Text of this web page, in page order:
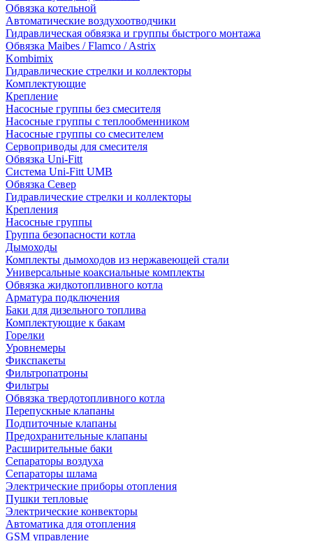
Обвязка котельной
Автоматические воздухоотводчики
Гидравлическая обвязка и группы быстрого монтажа
Обвязка Maibes / Flamco / Astrix
Kombimix
Гидравлические стрелки и коллекторы
Комплектующие
Крепление
Насосные группы без смесителя
Насосные группы с теплообменником
Насосные группы со смесителем
Сервоприводы для смесителя
Обвязка Uni-Fitt
Система Uni-Fitt UMB
Обвязка Север
Гидравлические стрелки и коллекторы
Крепления
Насосные группы
Группа безопасности котла
Дымоходы
Комплекты дымоходов из нержавеющей стали
Универсальные коаксиальные комплекты
Обвязка жидкотопливного котла
Арматура подключения
Баки для дизельного топлива
Комплектующие к бакам
Горелки
Уровнемеры
Фикспакеты
Фильтропатроны
Фильтры
Обвязка твердотопливного котла
Перепускные клапаны
Подпиточные клапаны
Предохранительные клапаны
Расширительные баки
Сепараторы воздуха
Сепараторы шлама
Электрические приборы отопления
Пушки тепловые
Электрические конвекторы
Автоматика для отопления
GSM управление